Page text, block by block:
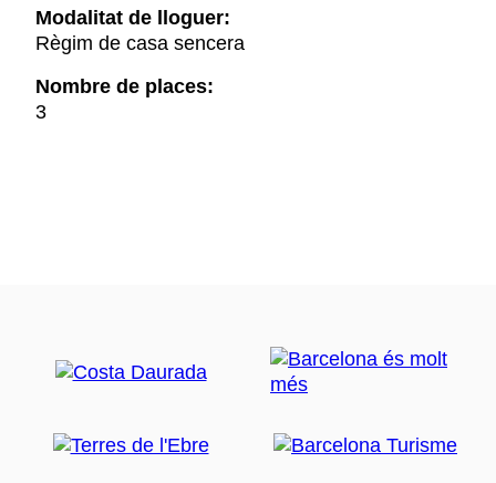
Modalitat de lloguer:
Règim de casa sencera
Nombre de places:
3